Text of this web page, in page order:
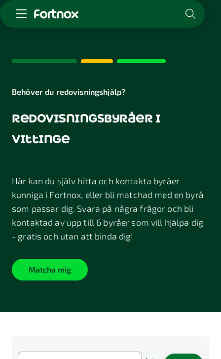
Skaffa Fortnox
Kunskap & inspiration
Logga in
Kontakt
Behöver du redovisningshjälp?
redovisningsbyråer i
vittinge
Här kan du själv hitta och kontakta byråer
kunniga i Fortnox, eller bli matchad med en byrå
som passar dig. Svara på några frågor och bli
kontaktad av upp till 6 byråer som vill hjälpa dig
- gratis och utan att binda dig!
Matcha mig